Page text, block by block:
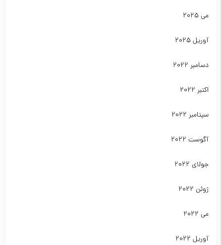
می 2025
آوریل 2025
دسامبر 2022
اکتبر 2022
سپتامبر 2022
آگوست 2022
جولای 2022
ژوئن 2022
می 2022
آوریل 2022